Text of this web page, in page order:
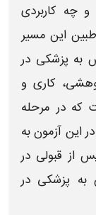
و چه کاربردی
این مسیر
به پزشکی در
کاری و
که در مرحله
این آزمونبه
از قبولی در
به پزشکی در